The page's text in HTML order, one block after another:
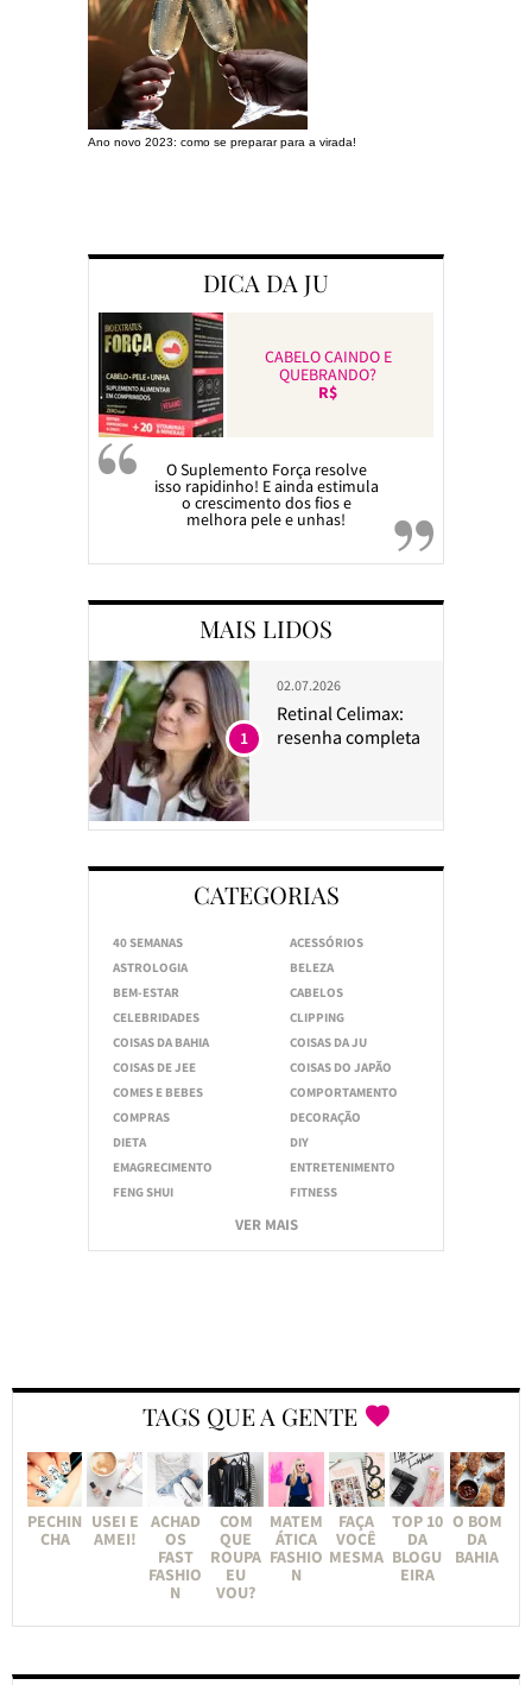
Ano novo 2023: como se preparar para a virada!
DICA DA JU
CABELO CAINDO E
QUEBRANDO?
R$
O Suplemento Força resolve
isso rapidinho! E ainda estimula
o crescimento dos fios e
melhora pele e unhas!
MAIS LIDOS
02.07.2026
Retinal Celimax:
resenha completa
1
CATEGORIAS
40 SEMANAS
ACESSÓRIOS
ASTROLOGIA
BELEZA
BEM-ESTAR
CABELOS
CELEBRIDADES
CLIPPING
COISAS DA BAHIA
COISAS DA JU
COISAS DE JEE
COISAS DO JAPÃO
COMES E BEBES
COMPORTAMENTO
COMPRAS
DECORAÇÃO
DIETA
DIY
EMAGRECIMENTO
ENTRETENIMENTO
FENG SHUI
FITNESS
VER MAIS
TAGS QUE A GENTE
PECHIN
CHA
USEI E
AMEI!
ACHAD
OS
FAST
FASHIO
N
COM
QUE
ROUPA
EU
VOU?
MATEM
ÁTICA
FASHIO
N
FAÇA
VOCÊ
MESMA
TOP 10
DA
BLOGU
EIRA
O BOM
DA
BAHIA